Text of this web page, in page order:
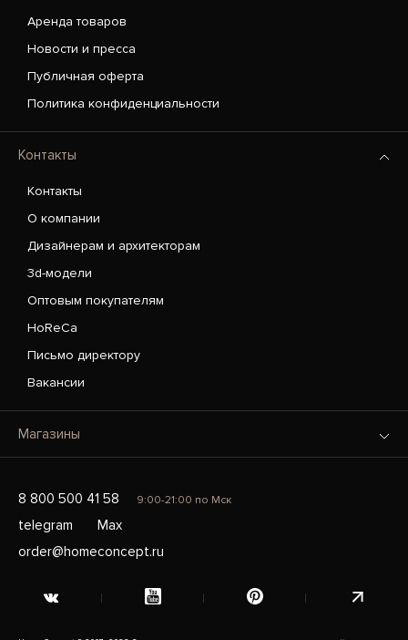
Аренда товаров
Новости и пресса
Публичная оферта
Политика конфиденциальности
Контакты
Контакты
О компании
Дизайнерам и архитекторам
3d-модели
Оптовым покупателям
HoReCa
Письмо директору
Вакансии
Магазины
8 800 500 41 58 9:00-21:00 по Мск
telegram
Max
order@homeconcept.ru